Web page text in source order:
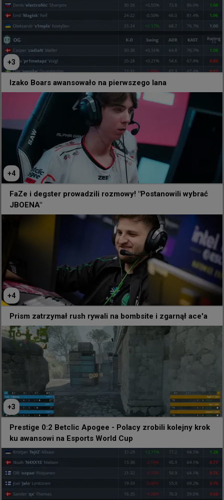
@Ozzny_CS2
Astralis will play TheMongolz for the PGL Cluj-
Napoca Playoffs 👀
cadiaN vs mzinho part 2, we will be there
+3
Izako Boars awansowało na pierwszego lana
+4
FaZe i degster prowadzili rozmowy! "Postanowili wybrać
JBOENA"
+4
Prism zatrzymał rush rywali na bombsite i zgarnął ace'a
+3
Prestige 0:2 Betclic Apogee - Polacy zrobili kolejny krok
ku awansowi na Esports World Cup